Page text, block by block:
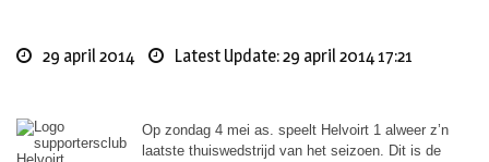
29 april 2014 Latest Update: 29 april 2014 17:21
Op zondag 4 mei as. speelt Helvoirt 1 alweer z’n
laatste thuiswedstrijd van het seizoen. Dit is de